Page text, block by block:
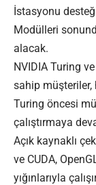
İstasyonu
Modülleri
alacak.
NVIDIA Turing
sahip müşteriler,
Turing öncesi
çalıştırmaya
Açık kaynaklı
ve CUDA,
yığınlarıyla